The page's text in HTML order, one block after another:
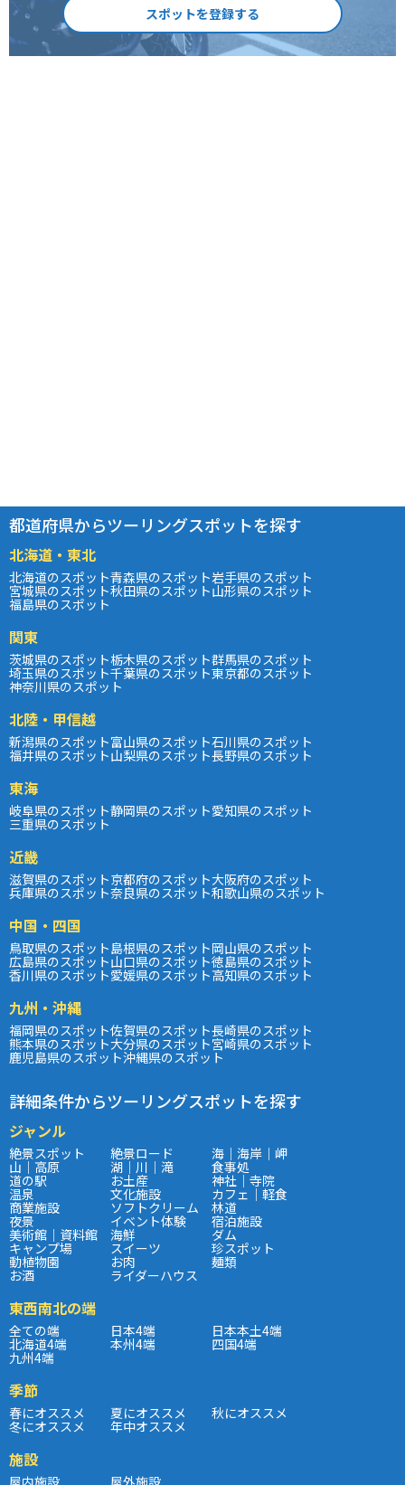
スポットを登録する
都道府県からツーリングスポットを探す
北海道・東北
北海道のスポット青森県のスポット岩手県のスポット
宮城県のスポット秋田県のスポット山形県のスポット
福島県のスポット
関東
茨城県のスポット栃木県のスポット群馬県のスポット
埼玉県のスポット千葉県のスポット東京都のスポット
神奈川県のスポット
北陸・甲信越
新潟県のスポット富山県のスポット石川県のスポット
福井県のスポット山梨県のスポット長野県のスポット
東海
岐阜県のスポット静岡県のスポット愛知県のスポット
三重県のスポット
近畿
滋賀県のスポット京都府のスポット大阪府のスポット
兵庫県のスポット奈良県のスポット和歌山県のスポット
中国・四国
鳥取県のスポット島根県のスポット岡山県のスポット
広島県のスポット山口県のスポット徳島県のスポット
香川県のスポット愛媛県のスポット高知県のスポット
九州・沖縄
福岡県のスポット佐賀県のスポット長崎県のスポット
熊本県のスポット大分県のスポット宮崎県のスポット
鹿児島県のスポット沖縄県のスポット
詳細条件からツーリングスポットを探す
ジャンル
絶景スポット 絶景ロード 海｜海岸｜岬
山｜高原 湖｜川｜滝 食事処
道の駅 お土産 神社｜寺院
温泉 文化施設 カフェ｜軽食
商業施設 ソフトクリーム 林道
夜景 イベント体験 宿泊施設
美術館｜資料館 海鮮 ダム
キャンプ場 スイーツ 珍スポット
動植物園 お肉 麺類
お酒 ライダーハウス
東西南北の端
全ての端 日本4端 日本本土4端
北海道4端 本州4端 四国4端
九州4端
季節
春にオススメ 夏にオススメ 秋にオススメ
冬にオススメ 年中オススメ
施設
屋内施設 屋外施設